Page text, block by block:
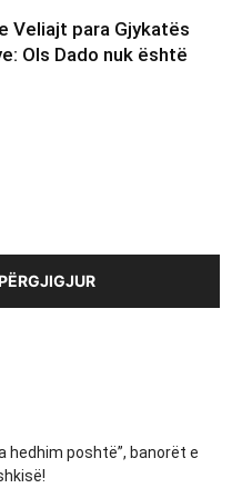
Veliajt para Gjykatës
Ols Dado nuk është
hedhim poshtë”, banorët e